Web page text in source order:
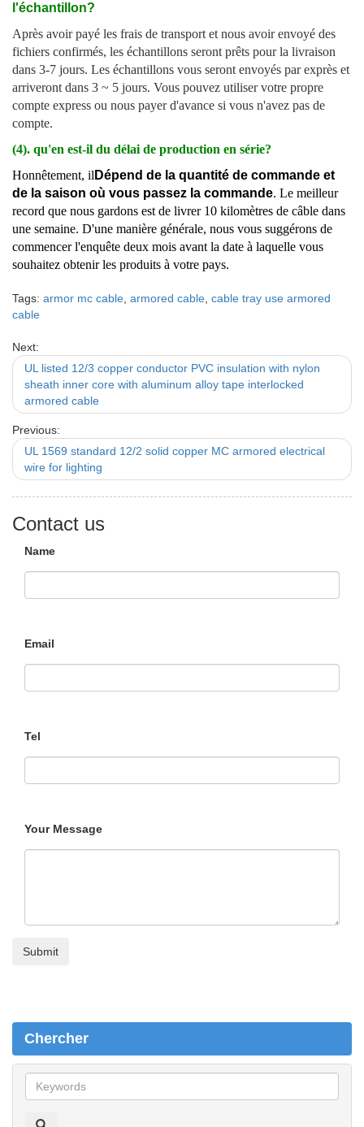
l'échantillon?
Après avoir payé les frais de transport et nous avoir envoyé des
fichiers confirmés, les échantillons seront prêts pour la livraison
dans 3-7 jours. Les échantillons vous seront envoyés par exprès et
arriveront dans 3 ~ 5 jours. Vous pouvez utiliser votre propre
compte express ou nous payer d'avance si vous n'avez pas de
compte.
(4). qu'en est-il du délai de production en série?
Honnêtement, il Dépend de la quantité de commande et
de la saison où vous passez la commande. Le meilleur
record que nous gardons est de livrer 10 kilomètres de câble dans
une semaine. D'une manière générale, nous vous suggérons de
commencer l'enquête deux mois avant la date à laquelle vous
souhaitez obtenir les produits à votre pays.
Tags: armor mc cable armored cable cable tray use armored
cable
Next:
UL listed 12/3 copper conductor PVC insulation with nylon
sheath inner core with aluminum alloy tape interlocked
armored cable
Previous:
UL 1569 standard 12/2 solid copper MC armored electrical
wire for lighting
Contact us
Name
Email
Tel
Your Message
Chercher
h